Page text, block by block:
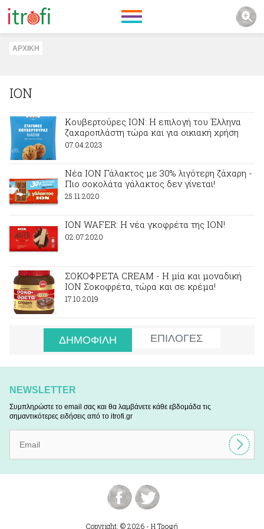
ΑΡΧΙΚΗ
ΙΟΝ
Κουβερτούρες ΙΟΝ: Η επιλογή του Έλληνα
ζαχαροπλάστη τώρα και για οικιακή χρήση
07.04.2023
Νέα ΙΟΝ Γάλακτος με 30% λιγότερη ζάχαρη -
Πιο σοκολάτα γάλακτος δεν γίνεται!
25.11.2020
ΙΟΝ WAFER: Η νέα γκοφρέτα της ΙΟΝ!
02.07.2020
ΣΟΚΟΦΡΕΤΑ CREAM - Η μία και μοναδική
ION Σοκοφρέτα, τώρα και σε κρέμα!
17.10.2019
ΔΗΜΟΦΙΛΗ ΕΠΙΛΟΓΕΣ
NEWSLETTER
Συμπληρώστε το email σας και θα λαμβάνετε κάθε εβδομάδα τις
σημαντικότερες ειδήσεις από το itrofi.gr
Copyright: © 2026 - Η Τροφή